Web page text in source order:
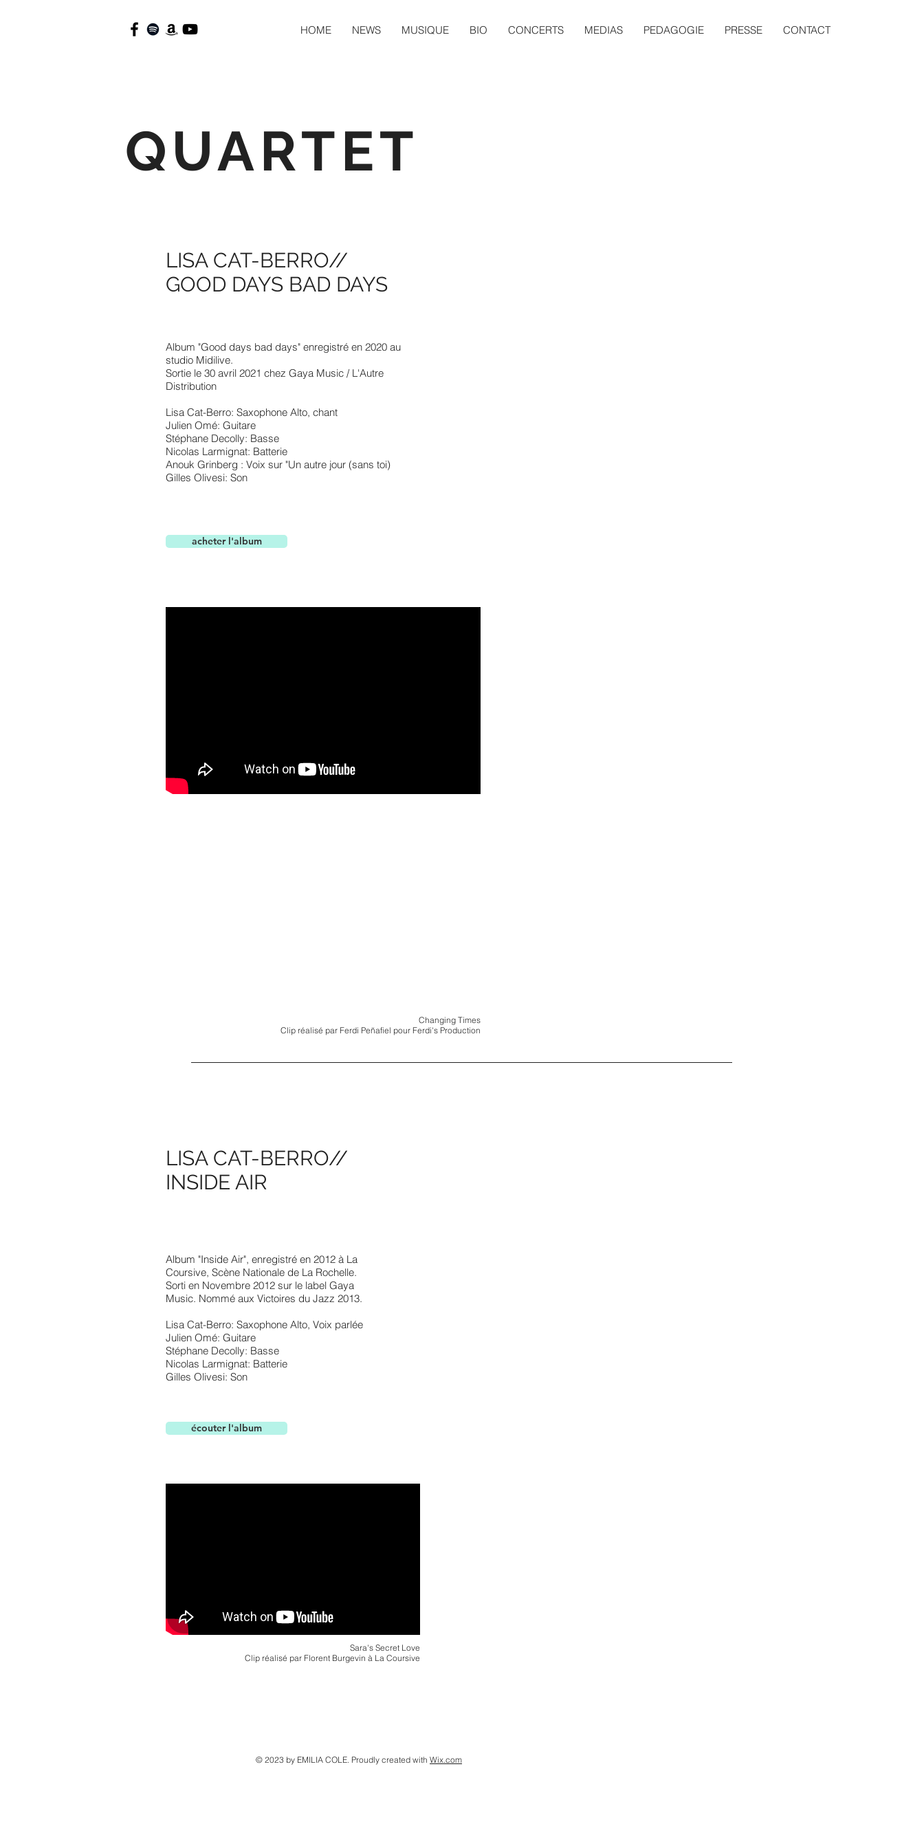
HOME NEWS MUSIQUE BIO CONCERTS MEDIAS PEDAGOGIE PRESSE CONTACT
QUARTET
LISA CAT-BERRO//
GOOD DAYS BAD DAYS
Album "Good days bad days" enregistré en 2020 au
studio Midilive.
Sortie le 30 avril 2021 chez Gaya Music / L'Autre
Distribution
Lisa Cat-Berro: Saxophone Alto, chant
Julien Omé: Guitare
Stéphane Decolly: Basse
Nicolas Larmignat: Batterie
Anouk Grinberg : Voix sur "Un autre jour (sans toi)
Gilles Olivesi: Son
acheter l'album
Changing Times
Clip réalisé par Ferdi Peñafiel pour Ferdi's Production
LISA CAT-BERRO//
INSIDE AIR
Album "Inside Air", enregistré en 2012 à La
Coursive, Scène Nationale de La Rochelle.
Sorti en Novembre 2012 sur le label Gaya
Music. Nommé aux Victoires du Jazz 2013.
Lisa Cat-Berro: Saxophone Alto, Voix parlée
Julien Omé: Guitare
Stéphane Decolly: Basse
Nicolas Larmignat: Batterie
Gilles Olivesi: Son
écouter l'album
Sara's Secret Love
Clip réalisé par Florent Burgevin à La Coursive
© 2023 by EMILIA COLE. Proudly created with Wix.com